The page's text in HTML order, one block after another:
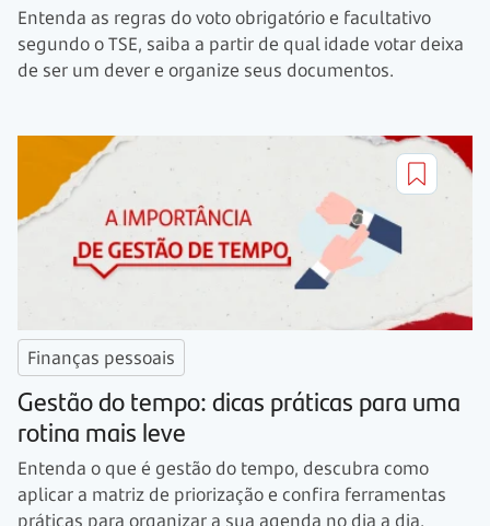
Entenda as regras do voto obrigatório e facultativo
segundo o TSE, saiba a partir de qual idade votar deixa
de ser um dever e organize seus documentos.
Finanças pessoais
Gestão do tempo: dicas práticas para uma
rotina mais leve
Entenda o que é gestão do tempo, descubra como
aplicar a matriz de priorização e confira ferramentas
práticas para organizar a sua agenda no dia a dia.